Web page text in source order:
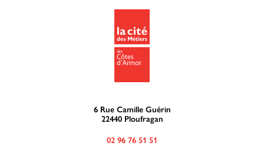
6 Rue Camille Guérin
22440 Ploufragan
02 96 76 51 51